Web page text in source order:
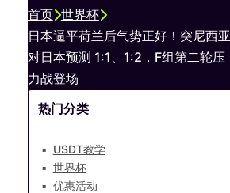
首页 世界杯
日本逼平荷兰后气势正好！突尼西亚
对日本预测 1:1、1:2，F组第二轮压
力战登场
热门分类
USDT教学
世界杯
优惠活动